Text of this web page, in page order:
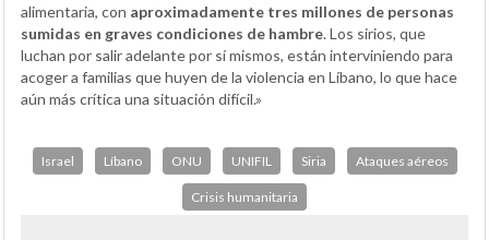
alimentaria, con aproximadamente tres millones de personas
sumidas en graves condiciones de hambre. Los sirios, que
luchan por salir adelante por sí mismos, están interviniendo para
acoger a familias que huyen de la violencia en Líbano, lo que hace
aún más crítica una situación difícil.»
Israel Líbano ONU UNIFIL Siria Ataques aéreos
Crisis humanitaria